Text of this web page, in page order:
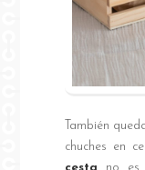
También
chuches en